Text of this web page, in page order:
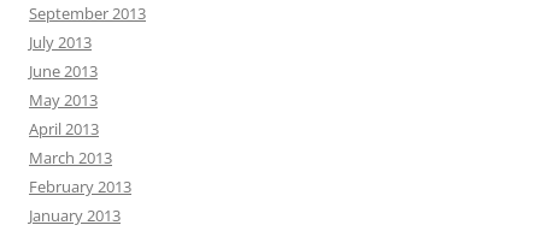
September 2013
July 2013
June 2013
May 2013
April 2013
March 2013
February 2013
January 2013